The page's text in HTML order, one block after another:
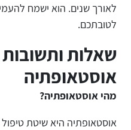
לאורך שנים. הוא ישמח
לטובתכם.
שאלות
אוסטאופתיה
מהי אוסטאופתיה?
אוסטאופתיה היא שיטת